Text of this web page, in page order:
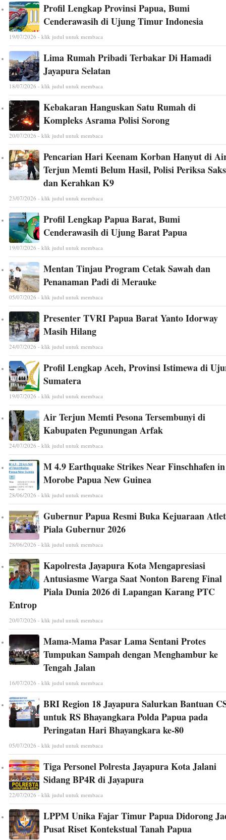
Profil Lengkap Provinsi Papua, Bumi
Cenderawasih di Ujung Timur Indonesia
19/07/2026 - klik judul untuk membaca
Lima Rumah Pribadi Terbakar Di Hamadi
Jayapura Selatan
18/07/2026 - klik judul untuk membaca
Kebakaran Hanguskan Satu Rumah di
Kompleks Asrama Polisi Sorong
20/07/2026 - klik judul untuk membaca
Pencarian Hari Keenam Korban Hanyut di
Terjun Memti Belum Hasil, Polisi Periksa
dan Kerahkan K9
23/07/2026 - klik judul untuk membaca
Profil Lengkap Papua Barat, Bumi
Cenderawasih di Ujung Barat Papua
19/07/2026 - klik judul untuk membaca
Mentan Tinjau Program Cetak Sawah dan
Penanaman Padi di Merauke
05/07/2026 - klik judul untuk membaca
Presenter TVRI Papua Barat Yanto Idorway
Masih Hilang
24/07/2026 - klik judul untuk membaca
Profil Lengkap Aceh, Provinsi Istimewa di
Sumatera
19/07/2026 - klik judul untuk membaca
Air Terjun Memti Pesona Tersembunyi di
Kabupaten Pegunungan Arfak
24/07/2026 - klik judul untuk membaca
M 4.9 Earthquake Strikes Near Finschhafen in
Morobe Papua New Guinea
28/06/2026 - klik judul untuk membaca
Gubernur Papua Resmi Buka Kejuaraan
Piala Gubernur 2026
28/06/2026 - klik judul untuk membaca
Kapolresta Jayapura Kota Mengapresiasi
Antusiasme Warga Saat Nonton Bareng Final
Piala Dunia 2026 di Lapangan Karang PTC
Entrop
20/07/2026 - klik judul untuk membaca
Mama-Mama Pasar Lama Sentani Protes
Tumpukan Sampah dengan Menghambur ke
Tengah Jalan
16/07/2026 - klik judul untuk membaca
BRI Region 18 Jayapura Salurkan Bantuan
untuk RS Bhayangkara Polda Papua pada
Peringatan Hari Bhayangkara ke-80
05/07/2026 - klik judul untuk membaca
Tiga Personel Polresta Jayapura Kota Jalani
Sidang BP4R di Jayapura
22/07/2026 - klik judul untuk membaca
LPPM Unika Fajar Timur Papua Didorong
Pusat Riset Kontekstual Tanah Papua